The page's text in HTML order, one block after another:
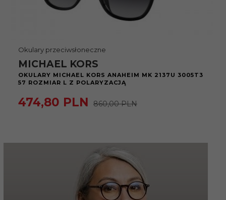
Okulary przeciwsłoneczne
MICHAEL KORS
OKULARY MICHAEL KORS ANAHEIM MK 2137U 3005T3
57 ROZMIAR L Z POLARYZACJĄ
474,80 PLN 860,00 PLN